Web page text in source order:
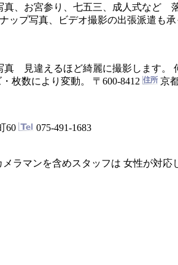
真、お宮参り、七五三、成人式など
プ写真、ビデオ撮影の出張派遣も承
真 見違えるほど綺麗に撮影します。
枚数により変動。 〒600-8412
京
60 075-491-1683
ラマンを含めスタッフは 女性が対応